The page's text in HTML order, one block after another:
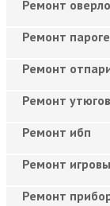
Ремонт
Ремонт
Ремонт
Ремонт утюгов
Ремонт ибп
Ремонт
Ремонт